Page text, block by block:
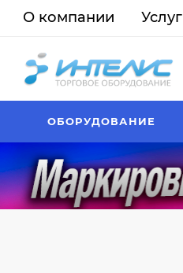
О компании
ОБОРУДОВАНИЕ